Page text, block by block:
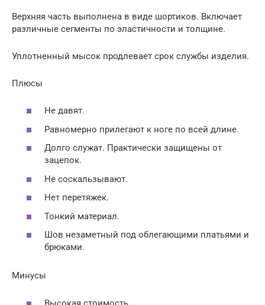
Верхняя часть выполнена в виде шортиков. Включает
различные сегменты по эластичности и толщине.
Уплотненный мысок продлевает срок службы изделия.
Плюсы
Не давят.
Равномерно прилегают к ноге по всей длине.
Долго служат. Практически защищены от
зацепок.
Не соскальзывают.
Нет перетяжек.
Тонкий материал.
Шов незаметный под облегающими платьями и
брюками.
Минусы